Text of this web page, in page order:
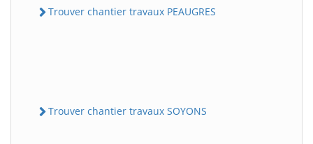
Trouver chantier travaux PEAUGRES
Trouver chantier travaux SOYONS